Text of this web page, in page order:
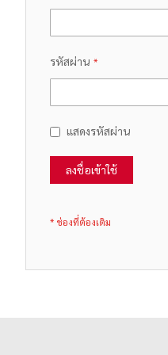
รหัสผ่าน
แสดงรหัสผ่าน
ลงชื่อเข้าใช้